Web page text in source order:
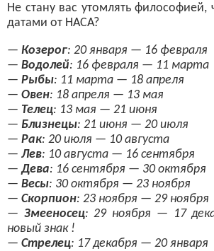
Не стану вас утомлять
датами от НАСА?
— Козерог: 20 января — 16 февраля
— Водолей: 16 февраля — 11 марта
— Рыбы: 11 марта — 18 апреля
— Овен: 18 апреля — 13 мая
— Телец: 13 мая — 21 июня
— Близнецы: 21 июня — 20 июля
— Рак: 20 июля — 10 августа
— Лев: 10 августа — 16 сентября
— Дева: 16 сентября — 30 октября
— Весы: 30 октября — 23 ноября
— Скорпион: 23 ноября — 29 ноября
— Змееносец: 29 ноября — 17
новый знак !
— Стрелец: 17 декабря — 20 января